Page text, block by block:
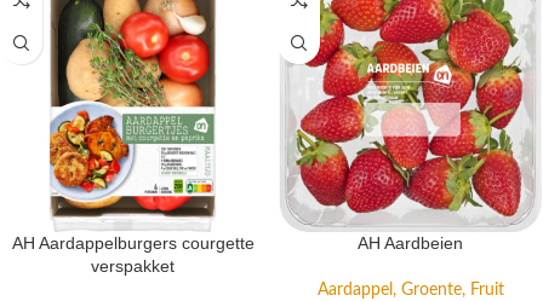
AH Aardappelburgers courgette
verspakket
AH Aardbeien
Aardappel, Groente, Fruit